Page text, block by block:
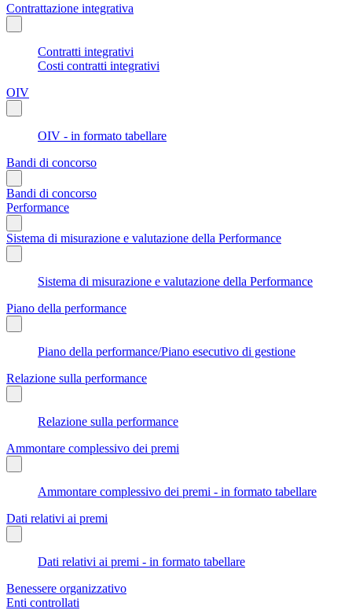
Contrattazione integrativa
Contratti integrativi
Costi contratti integrativi
OIV
OIV - in formato tabellare
Bandi di concorso
Bandi di concorso
Performance
Sistema di misurazione e valutazione della Performance
Sistema di misurazione e valutazione della Performance
Piano della performance
Piano della performance/Piano esecutivo di gestione
Relazione sulla performance
Relazione sulla performance
Ammontare complessivo dei premi
Ammontare complessivo dei premi - in formato tabellare
Dati relativi ai premi
Dati relativi ai premi - in formato tabellare
Benessere organizzativo
Enti controllati